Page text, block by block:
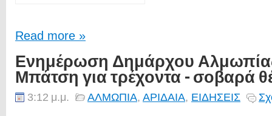
Read more »
Ενημέρωση Δημάρχου
Μπάτση για τρέχοντα - σοβαρά
3:12 μ.μ. ΑΛΜΩΠΙΑ, ΑΡΙΔΑΙΑ, ΕΙΔΗΣΕΙΣ